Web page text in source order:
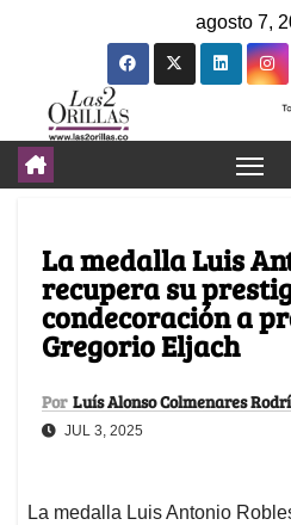
agosto 7,
La medalla Luis
recupera su
condecoración a
Gregorio Eljach
Por Luís Alonso Colmenares
JUL 3, 2025
La medalla Luis Antonio